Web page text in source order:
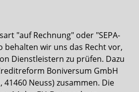
"auf Rechnung" oder "SEPA-
behalten wir uns das Recht vor,
Dienstleistern zu prüfen. Dazu
Boniversum GmbH
Neuss) zusammen. Die